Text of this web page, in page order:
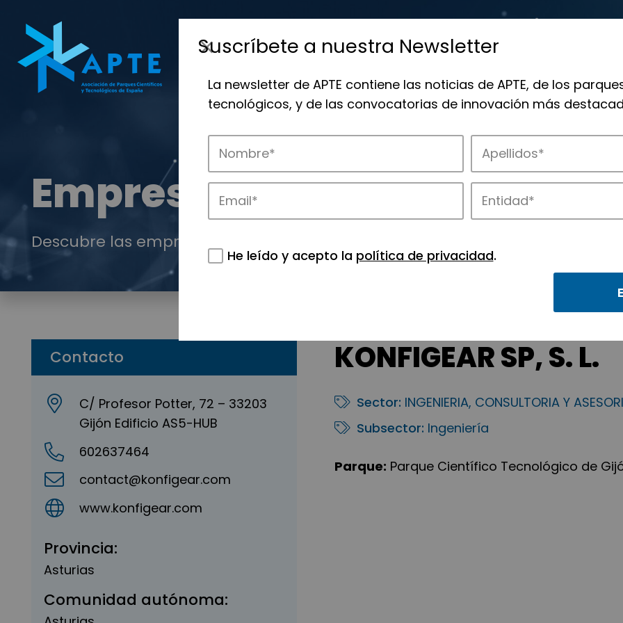
Empresas
Descubre las empresas que impulsan la innovación en los parques de APTE.
Contacto
C/ Profesor Potter, 72 – 33203
Gijón Edificio AS5-HUB
602637464
contact@konfigear.com
www.konfigear.com
Provincia:
Asturias
Comunidad autónoma:
KONFIGEAR SP, S. L.
Sector: INGENIERIA, CONSULTORIA Y
Subsector: Ingeniería
Parque: Parque Científico Tecnológico de
Suscríbete a nuestra Newsletter
La newsletter de APTE contiene las noticias de APTE, de los
tecnológicos, y de las convocatorias de innovación más
He leído y acepto la política de privacidad.